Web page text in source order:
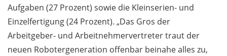
Aufgaben (27 Prozent) sowie die Kleinserien- und
Einzelfertigung (24 Prozent). „Das Gros der
Arbeitgeber- und Arbeitnehmervertreter traut der
neuen Roboter­generation offenbar beinahe alles zu,